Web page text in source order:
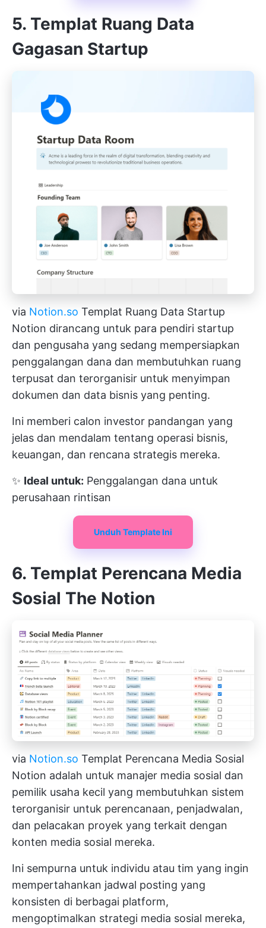
5. Templat Ruang Data
Gagasan Startup
via Notion.so Templat Ruang Data Startup
Notion dirancang untuk para pendiri startup
dan pengusaha yang sedang mempersiapkan
penggalangan dana dan membutuhkan ruang
terpusat dan terorganisir untuk menyimpan
dokumen dan data bisnis yang penting.
Ini memberi calon investor pandangan yang
jelas dan mendalam tentang operasi bisnis,
keuangan, dan rencana strategis mereka.
✨ Ideal untuk: Penggalangan dana untuk
perusahaan rintisan
Unduh Template Ini
6. Templat Perencana Media
Sosial The Notion
via Notion.so Templat Perencana Media Sosial
Notion adalah untuk manajer media sosial dan
pemilik usaha kecil yang membutuhkan sistem
terorganisir untuk perencanaan, penjadwalan,
dan pelacakan proyek yang terkait dengan
konten media sosial mereka.
Ini sempurna untuk individu atau tim yang ingin
mempertahankan jadwal posting yang
konsisten di berbagai platform,
mengoptimalkan strategi media sosial mereka,